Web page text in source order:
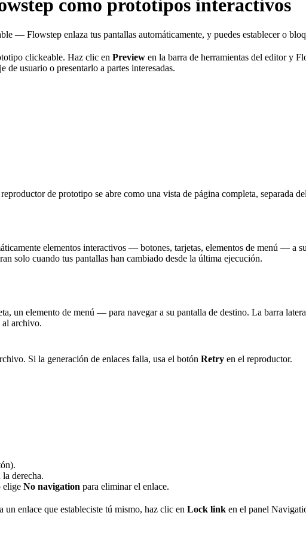
como prototipos interactivos
— Flowstep enlaza tus pantallas automáticamente, y puedes establecer o
clickeable. Haz clic en Preview en la barra de herramientas del editor y
usuario o presentarlo a partes interesadas.
de prototipo se abre como una vista de página completa, separada
elementos interactivos — botones, tarjetas, elementos de menú — a
solo cuando tus pantallas han cambiado desde la última ejecución.
un elemento de menú — para navegar a su pantalla de destino. La barra
al archivo.
Si la generación de enlaces falla, usa el botón Retry en el reproductor.
derecha.
elige No navigation para eliminar el enlace.
enlace que estableciste tú mismo, haz clic en Lock link en el panel